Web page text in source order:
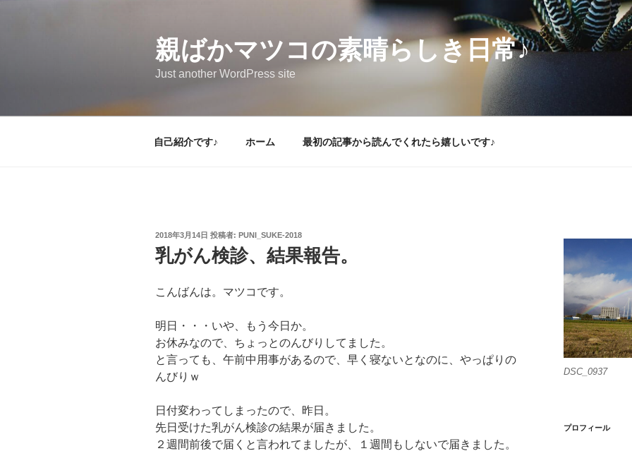
親ばかマツコの素晴らしき日常♪
Just another WordPress site
自己紹介です♪ ホーム 最初の記事から読んでくれたら嬉しいです♪
投
稿
日:
2018年3月14日 投稿者: PUNI_SUKE-2018
乳がん検診、結果報告。
こんばんは。マツコです。
明日・・・いや、もう今日か。
お休みなので、ちょっとのんびりしてました。
と言っても、午前中用事があるので、早く寝ないとなのに、やっぱりの
んびりｗ
日付変わってしまったので、昨日。
先日受けた乳がん検診の結果が届きました。
２週間前後で届くと言われてましたが、１週間もしないで届きました。
DSC_0937
プロフィール